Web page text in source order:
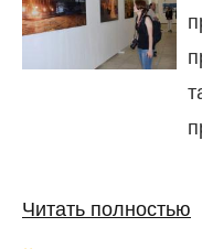
Читать полностью